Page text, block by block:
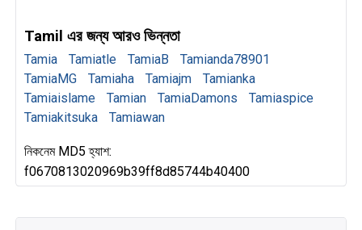
Tamil এর জন্য আরও ভিন্নতা
Tamia Tamiatle TamiaB
Tamianda78901
TamiaMG
Tamiaha Tamiajm
Tamianka
Tamiaislame
Tamian TamiaDamons
Tamiaspice
Tamiakitsuka
Tamiawan
নিকনেম MD5 হ্যাশ:
f0670813020969b39ff8d85744b40400